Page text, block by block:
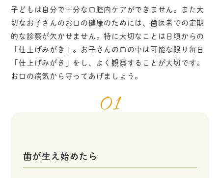
子どもは自分で十分な口腔内ケアができません。また大
切なお子さんのお口の健康のためには、歯医者での定期
的な診察が欠かせません。特に大切なことは日頃からの
「仕上げみがき」。お子さんの口の中は可能な限り毎日
「仕上げみがき」をし、よく観察することが大切です。
お口の病気から守ってあげましょう。
01
歯が生え始めたら